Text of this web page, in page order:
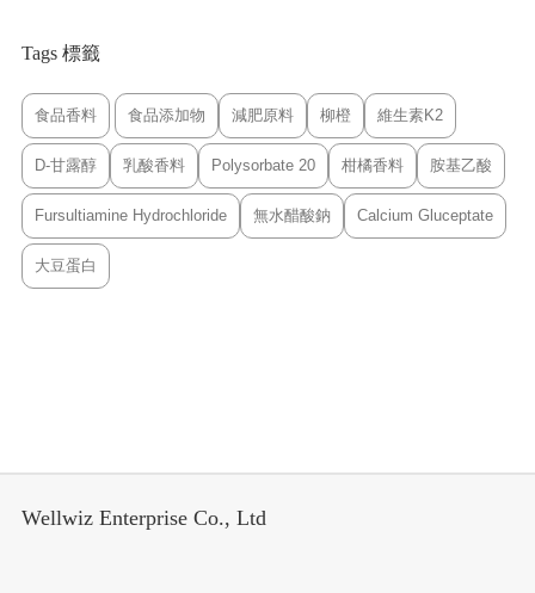
Tags 標籤
食品香料 食品添加物 減肥原料 柳橙 維生素K2
D-甘露醇 乳酸香料 Polysorbate 20 柑橘香料 胺基乙酸
Fursultiamine Hydrochloride 無水醋酸鈉 Calcium Gluceptate
大豆蛋白
Wellwiz Enterprise Co., Ltd